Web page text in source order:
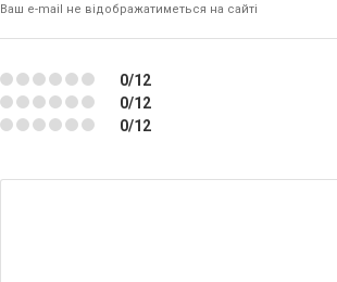
Ваш e-mail не відображатиметься на сайті
0/12
0/12
0/12